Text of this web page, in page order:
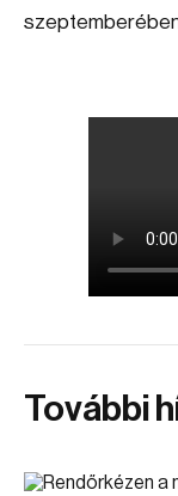
További